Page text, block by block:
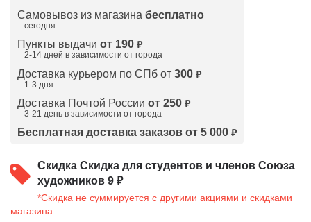
Самовывоз из магазина бесплатно
сегодня
Пункты выдачи от 190 ₽
2-14 дней в зависимости от города
Доставка курьером по СПб от 300 ₽
1-3 дня
Доставка Почтой России от 250 ₽
3-21 день в зависимости от города
Бесплатная доставка заказов от 5 000 ₽
Скидка Скидка для студентов и членов Союза
художников 9 ₽
*Скидка не суммируется с другими акциями и скидками
магазина